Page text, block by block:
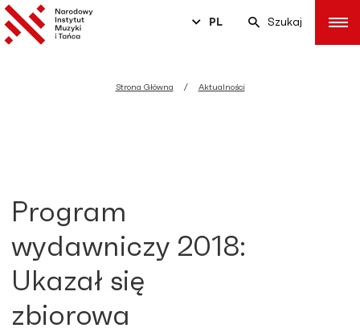
PL Szukaj
Strona Główna Aktualności
Program
wydawniczy 2018:
Ukazał się
zbiorowa